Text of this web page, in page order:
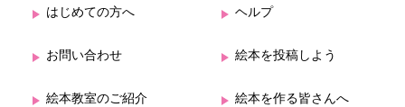
はじめての方へ ヘルプ
お問い合わせ 絵本を投稿しよう
絵本教室のご紹介 絵本を作る皆さんへ